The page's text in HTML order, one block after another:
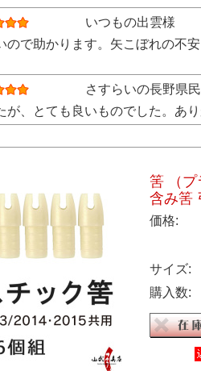
いつもの出雲様
ので助かります。矢こぼれの不
さすらいの長野県
が、とても良いものでした。あり
筈 （プ
含み筈
価格:
サイズ:
購入数: